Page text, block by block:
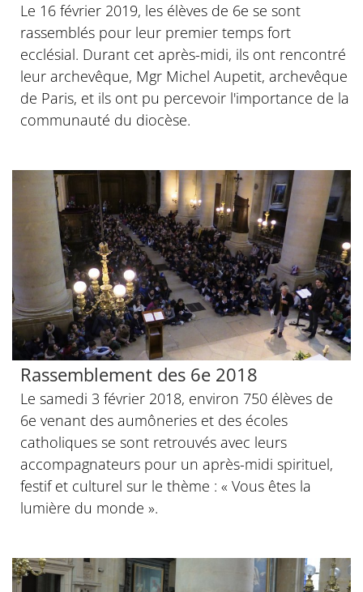
Le 16 février 2019, les élèves de 6e se sont
rassemblés pour leur premier temps fort
ecclésial. Durant cet après-midi, ils ont rencontré
leur archevêque, Mgr Michel Aupetit, archevêque
de Paris, et ils ont pu percevoir l'importance de la
communauté du diocèse.
Rassemblement des 6e 2018
Le samedi 3 février 2018, environ 750 élèves de
6e venant des aumôneries et des écoles
catholiques se sont retrouvés avec leurs
accompagnateurs pour un après-midi spirituel,
festif et culturel sur le thème : « Vous êtes la
lumière du monde ».